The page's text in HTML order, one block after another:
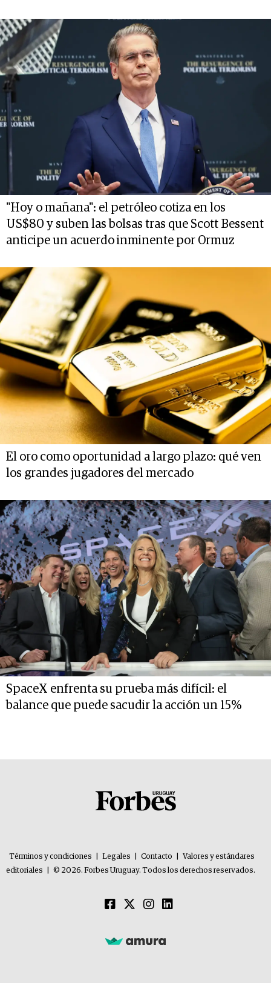
"Hoy o mañana": el petróleo cotiza en los
US$80 y suben las bolsas tras que Scott Bessent
anticipe un acuerdo inminente por Ormuz
El oro como oportunidad a largo plazo: qué ven
los grandes jugadores del mercado
SpaceX enfrenta su prueba más difícil: el
balance que puede sacudir la acción un 15%
Términos y condiciones Legales Contacto
Valores y estándares
editoriales
© 2026. Forbes Uruguay. Todos los derechos reservados.